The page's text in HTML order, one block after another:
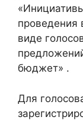
проведения
виде
бюджет» .
Для